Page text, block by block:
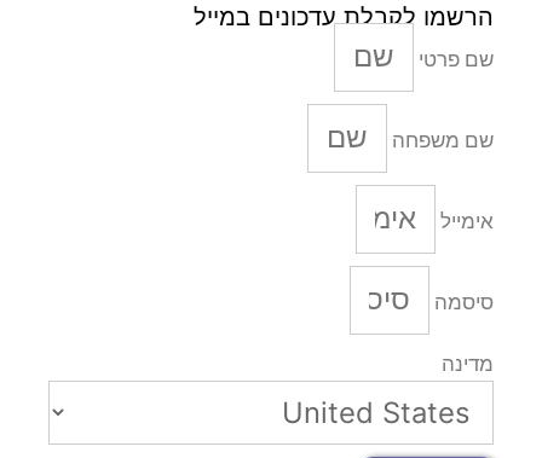
הרשמו לקבלת עדכונים במייל
שם פרטי
שם משפחה
אימייל
סיסמה
מדינה